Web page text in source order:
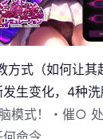
方式（如何让其
发生变化，4种
模式！・催○